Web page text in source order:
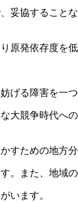
協すること
発依存度を
る障害を一
競争時代へ
すための地方分
また、地域の
います。